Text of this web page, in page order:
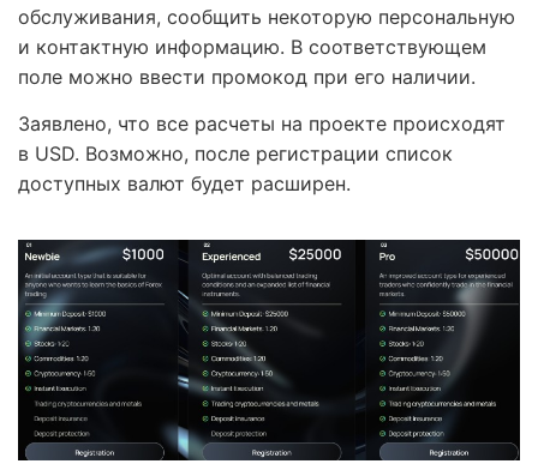
обслуживания, сообщить некоторую персональную
и контактную информацию. В соответствующем
поле можно ввести промокод при его наличии.
Заявлено, что все расчеты на проекте происходят
в USD. Возможно, после регистрации список
доступных валют будет расширен.